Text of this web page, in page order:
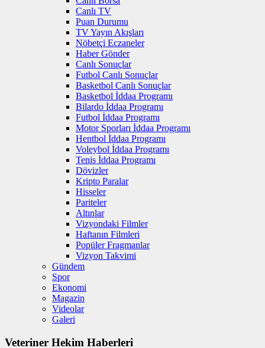
Canlı TV
Puan Durumu
TV Yayın Akışları
Nöbetçi Eczaneler
Haber Gönder
Canlı Sonuçlar
Futbol Canlı Sonuçlar
Basketbol Canlı Sonuçlar
Basketbol İddaa Programı
Bilardo İddaa Programı
Futbol İddaa Programı
Motor Sporları İddaa Programı
Hentbol İddaa Programı
Voleybol İddaa Programı
Tenis İddaa Programı
Dövizler
Kripto Paralar
Hisseler
Pariteler
Altınlar
Vizyondaki Filmler
Haftanın Filmleri
Popüler Fragmanlar
Vizyon Takvimi
Gündem
Spor
Ekonomi
Magazin
Videolar
Galeri
Veteriner Hekim Haberleri